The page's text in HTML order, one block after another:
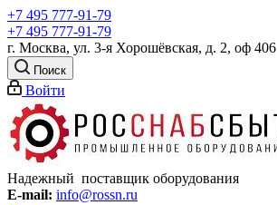
+7 495 777-91-79
+7 495 777-91-79
г. Москва, ул. 3-я Хорошёвская, д. 2, оф 406
Поиск
Войти
Надежный поставщик оборудования
E-mail: info@rossn.ru